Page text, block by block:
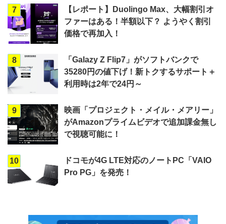
7
【レポート】Duolingo Max、大幅割引オ
ファーはある！半額以下？ ようやく割引
価格で再加入！
8
「Galazy Z Flip7」がソフトバンクで
35280円の値下げ！新トクするサポート＋
利用時は2年で24円～
9
映画「プロジェクト・メイル・メアリー」
がAmazonプライムビデオで追加課金無し
で視聴可能に！
10
ドコモが4G LTE対応のノートPC「VAIO
Pro PG」を発売！